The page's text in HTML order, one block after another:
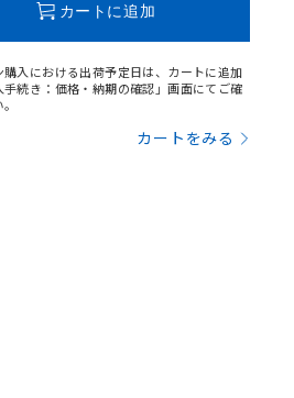
カートに追加
購入における出荷予定日は、カートに追加
手続き：価格・納期の確認」画面にてご確
カートをみる